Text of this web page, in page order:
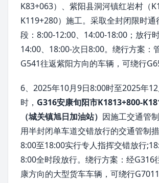
K83+063）、紫阳县洞河镇红岩村（
K119+280）施工。采取全封闭限时通
段：8:00-12:00、14:00-18:00；放行
14:00、18:00-次日8:00。绕行方案：
G541往返紫阳方向的车辆，可绕行
6、2025年10月9日8:00时至2025年
时， G316安康旬阳市K1813+800-
（城关镇旭日加油站） 因施工交通管
用半封闭单车道交错放行的交通管制
8:00至18:00实行专人指挥交错放行
8:00全时段放行。绕行方案：经G316
康方向的大型货车车辆，可绕行